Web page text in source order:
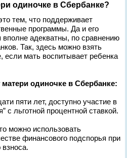
одиночке в Сбербанке?
тем, что поддерживает
программы. Да и его
адекватны, по сравнению
Так, здесь можно взять
если мать воспитывает ребенка
одиночке в Сбербанке:
пяти лет, доступно участие в
с льготной процентной ставкой.
можно использовать
финансового подспорья при
взноса.